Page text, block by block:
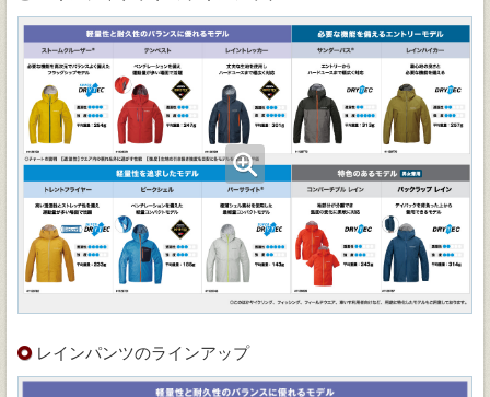
レインパンツのラインアップ